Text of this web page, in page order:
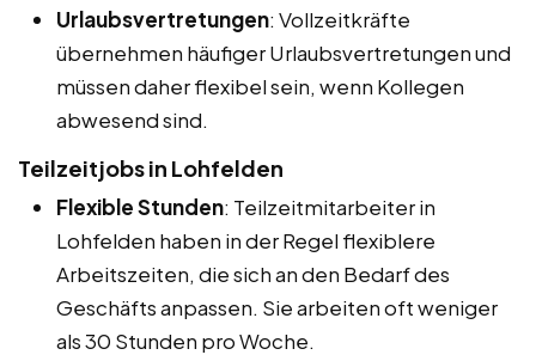
Urlaubsvertretungen: Vollzeitkräfte
übernehmen häufiger Urlaubsvertretungen und
müssen daher flexibel sein, wenn Kollegen
abwesend sind.
Teilzeitjobs in Lohfelden
Flexible Stunden: Teilzeitmitarbeiter in
Lohfelden haben in der Regel flexiblere
Arbeitszeiten, die sich an den Bedarf des
Geschäfts anpassen. Sie arbeiten oft weniger
als 30 Stunden pro Woche.